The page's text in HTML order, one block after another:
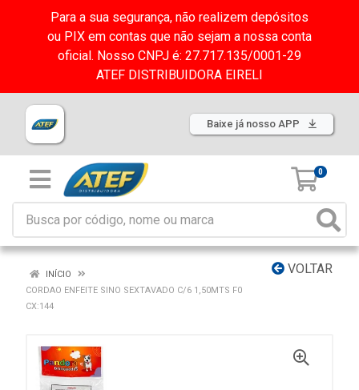
Para a sua segurança, não realizem depósitos
ou PIX em contas que não sejam a nossa conta
oficial. Nosso CNPJ é: 27.717.135/0001-29
ATEF DISTRIBUIDORA EIRELI
Baixe já nosso APP
0
VOLTAR
INÍCIO
CORDAO ENFEITE SINO SEXTAVADO C/6 1,50MTS F0
CX:144